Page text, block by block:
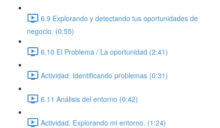
6.9 Explorando y detectando tus oportunidades de
negocio. (0:55)
6.10 El Problema / La oportunidad (2:41)
Actividad. Identificando problemas (0:31)
6.11 Análisis del entorno (0:42)
Actividad. Explorando mi entorno. (1:24)